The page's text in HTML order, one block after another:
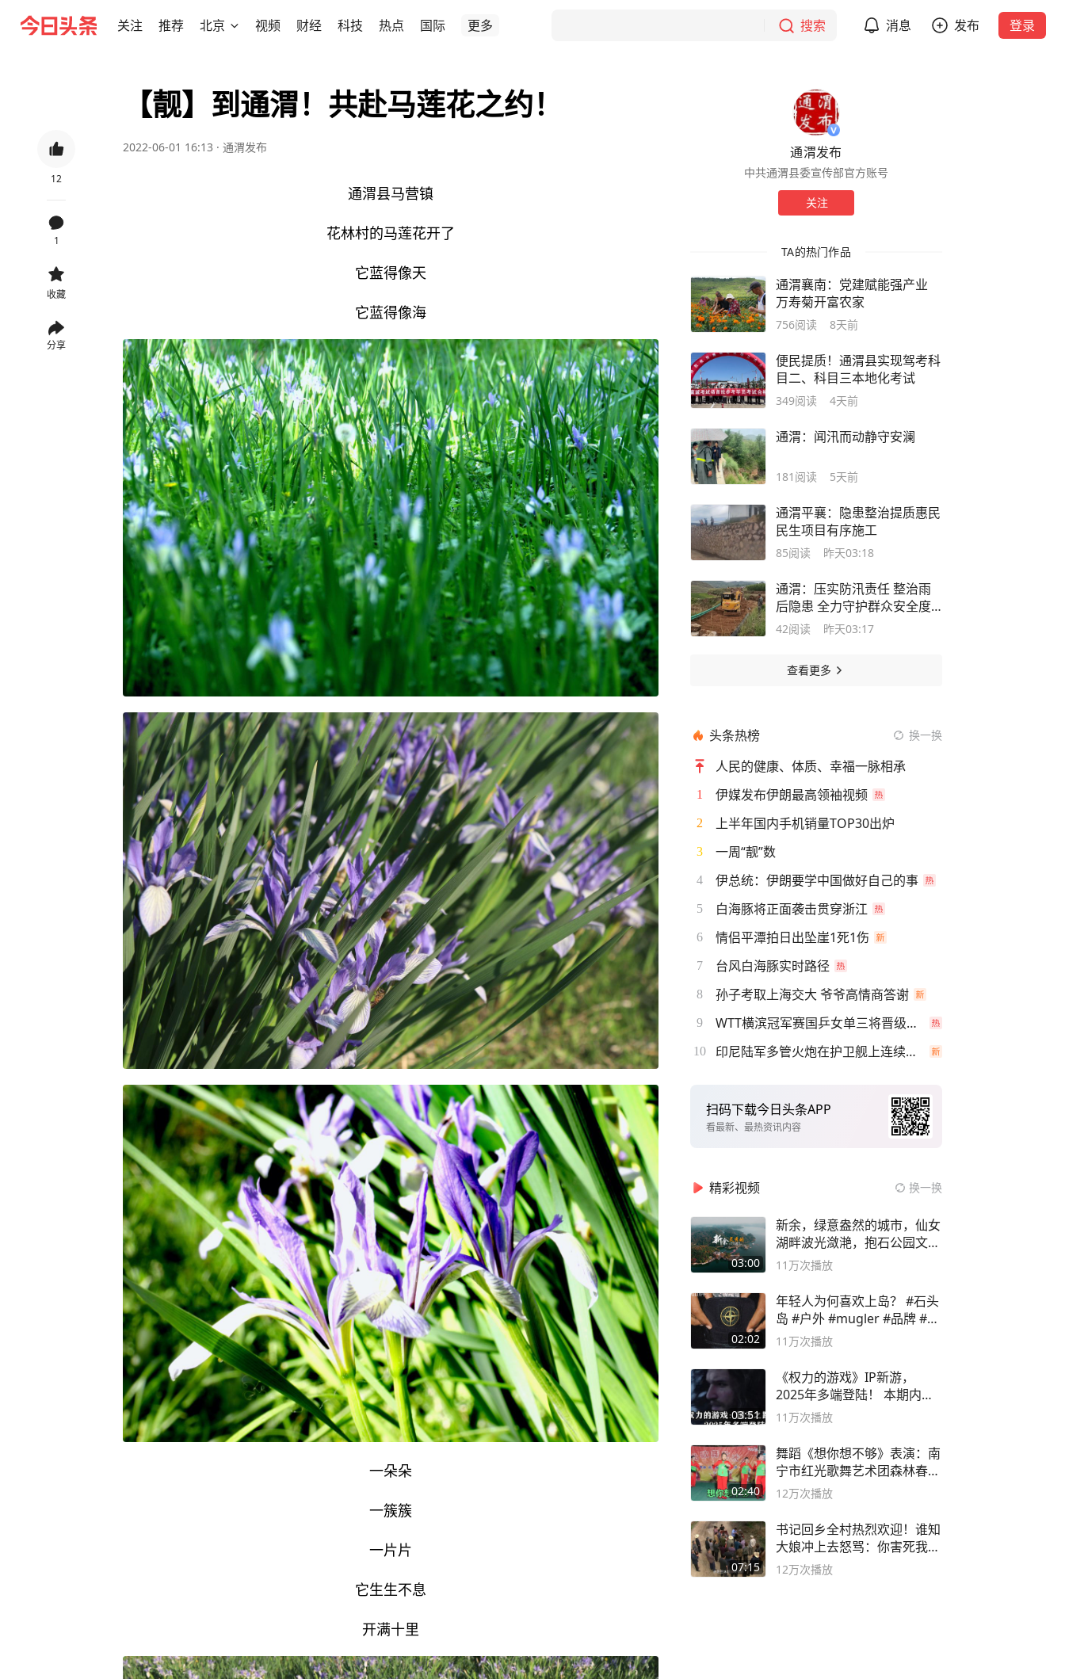
关注 推荐 北京 视频 财经 科技 热点 国际 更多 搜索 消息 发布 登录
12
1
收藏
分享
【靓】到通渭！共赴马莲花之约！
2022-06-01 16:13 · 通渭发布
通渭县马营镇
花林村的马莲花开了
它蓝得像天
它蓝得像海
一朵朵
一簇簇
一片片
它生生不息
开满十里
通渭发布
中共通渭县委宣传部官方账号
关注
TA的热门作品
通渭襄南：党建赋能强产业
万寿菊开富农家
756阅读 8天前
便民提质！通渭县实现驾考科
目二、科目三本地化考试
349阅读 4天前
通渭：闻汛而动静守安澜
181 阅读 5天前
通渭平襄：隐患整治提质惠民
民生项目有序施工
85阅读 昨天03:18
通渭：压实防汛责任 整治雨
后隐患 全力守护群众安全度
汛
42阅读 昨天03:17
查看更多
头条热榜 换一换
人民的健康、体质、幸福一脉相承
1 伊媒发布伊朗最高领袖视频
2 上半年国内手机销量TOP30出炉
3 一周“靓”数
4 伊总统：伊朗要学中国做好自己的事
5 白海豚将正面袭击贯穿浙江
6 情侣平潭拍日出坠崖1死1伤
7 台风白海豚实时路径
8 孙子考取上海交大 爷爷高情商答谢
9 WTT横滨冠军赛国乒女单三将晋级四强
10 印尼陆军多管火炮在护卫舰上连续开火
扫码下载今日头条APP
看最新、最热资讯内容
精彩视频 换一换
03:00
新余，绿意盎然的城市，仙女
湖畔波光潋滟，抱石公园文化
深邃……
11万次播放
02:02
年轻人为何喜欢上岛？ #石头
岛 #户外 #mugler #品牌 #足
球流氓
11万次播放
03:51
《权力的游戏》IP新游，
2025年多端登陆！ 本期内容
概要
11万次播放
02:40
舞蹈《想你想不够》表演：南
宁市红光歌舞艺术团森林春红
舞蹈队。
12万次播放
07:15
书记回乡全村热烈欢迎！谁知
大娘冲上去怒骂：你害死我儿
子
12万次播放